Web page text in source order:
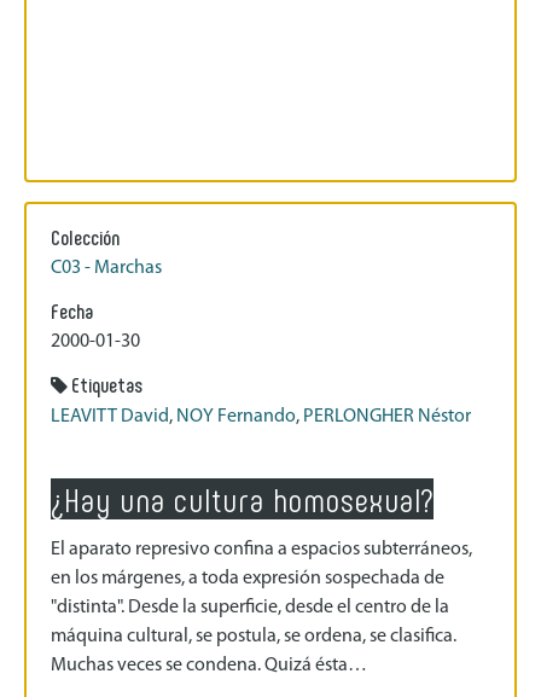
Colección
C03 - Marchas
Fecha
2000-01-30
Etiquetas
LEAVITT David, NOY Fernando, PERLONGHER Néstor
¿Hay una cultura homosexual?
El aparato represivo confina a espacios subterráneos,
en los márgenes, a toda expresión sospechada de
"distinta". Desde la superficie, desde el centro de la
máquina cultural, se postula, se ordena, se clasifica.
Muchas veces se condena. Quizá ésta…